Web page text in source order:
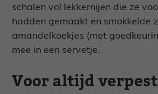
schalen vol lekkernijen die ze
hadden gemaakt en smokkelde
amandelkoekjes (met
mee in een servetje.
Voor altijd verpest